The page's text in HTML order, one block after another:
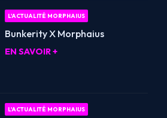
L'ACTUALITÉ MORPHAIUS
Bunkerity X Morphaius
EN SAVOIR +
L'ACTUALITÉ MORPHAIUS